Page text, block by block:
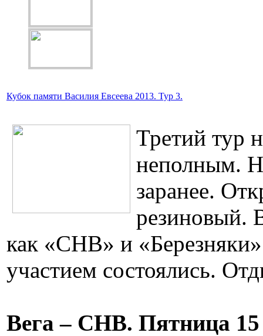
Кубок памяти Василия Евсеева 2013. Тур 3.
Третий тур
неполным.
заранее.
резиновый.
как «СНВ» и
участием состоялись.
Вега – СНВ. Пятница